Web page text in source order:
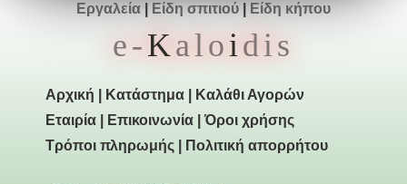
Εργαλεία Είδη σπιτιού Είδη κήπου
e-Kaloidis
Αρχική Κατάστημα
Καλάθι Αγορών
Εταιρία
Επικοινωνία |Όροι χρήσης
Τρόποι πληρωμής
Πολιτική απορρήτου